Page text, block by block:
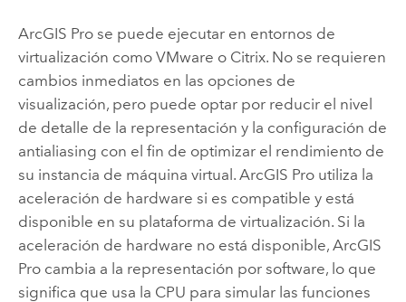
ArcGIS Prose puede ejecutar en entornos de
virtualización como VMware o Citrix. No se requieren
cambios inmediatos en las opciones de
visualización, pero puede optar por reducir el nivel
de detalle de la representación y la configuración de
antialiasing con el fin de optimizar el rendimiento de
su instancia de máquina virtual. ArcGIS Proutiliza la
aceleración de hardware si es compatible y está
disponible en su plataforma de virtualización. Si la
aceleración de hardware no está disponible, ArcGIS
Procambia a la representación por software, lo que
significa que usa la CPU para simular las funciones